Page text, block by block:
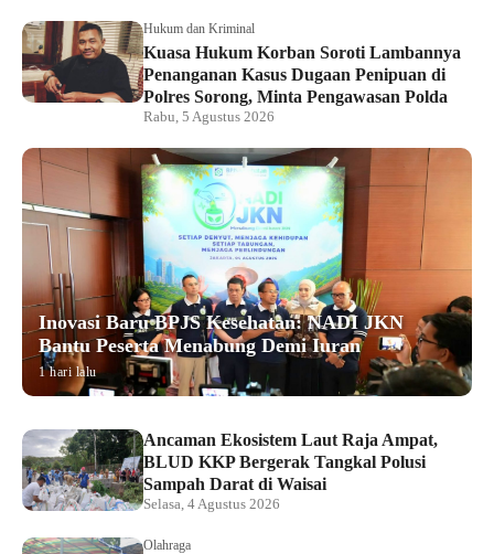
Hukum dan Kriminal
Kuasa Hukum Korban Soroti Lambannya
Penanganan Kasus Dugaan Penipuan di
Polres Sorong, Minta Pengawasan Polda
Rabu, 5 Agustus 2026
Inovasi Baru BPJS Kesehatan: NADI JKN
Bantu Peserta Menabung Demi Iuran
1 hari lalu
Ancaman Ekosistem Laut Raja Ampat,
BLUD KKP Bergerak Tangkal Polusi
Sampah Darat di Waisai
Selasa, 4 Agustus 2026
Olahraga